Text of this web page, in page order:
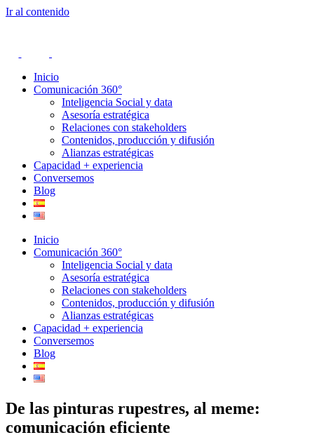
Ir al contenido
Inicio
Comunicación 360°
Inteligencia Social y data
Asesoría estratégica
Relaciones con stakeholders
Contenidos, producción y difusión
Alianzas estratégicas
Capacidad + experiencia
Conversemos
Blog
Inicio
Comunicación 360°
Inteligencia Social y data
Asesoría estratégica
Relaciones con stakeholders
Contenidos, producción y difusión
Alianzas estratégicas
Capacidad + experiencia
Conversemos
Blog
De las pinturas rupestres, al meme:
comunicación eficiente